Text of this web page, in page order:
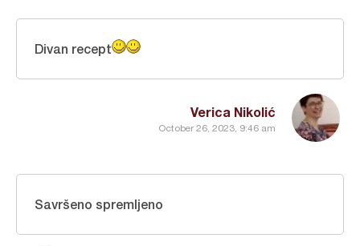
Verica Nikolić
October 26, 2023, 9:46 am
Divan recept
Savršeno spremljeno